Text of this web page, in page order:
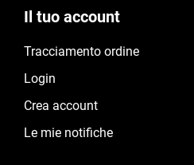
Il tuo account
Tracciamento ordine
Login
Crea account
Le mie notifiche